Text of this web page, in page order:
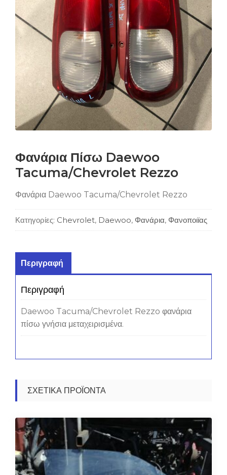
Φανάρια Πίσω Daewoo
Tacuma/Chevrolet Rezzo
Φανάρια Daewoo Tacuma/Chevrolet Rezzo
Κατηγορίες: Chevrolet, Daewoo, Φανάρια, Φανοποιϊας
Περιγραφή
Περιγραφή
Daewoo Tacuma/Chevrolet Rezzo φανάρια
πίσω γνήσια μεταχειρισμένα.
ΣΧΕΤΙΚΆ ΠΡΟΪΌΝΤΑ